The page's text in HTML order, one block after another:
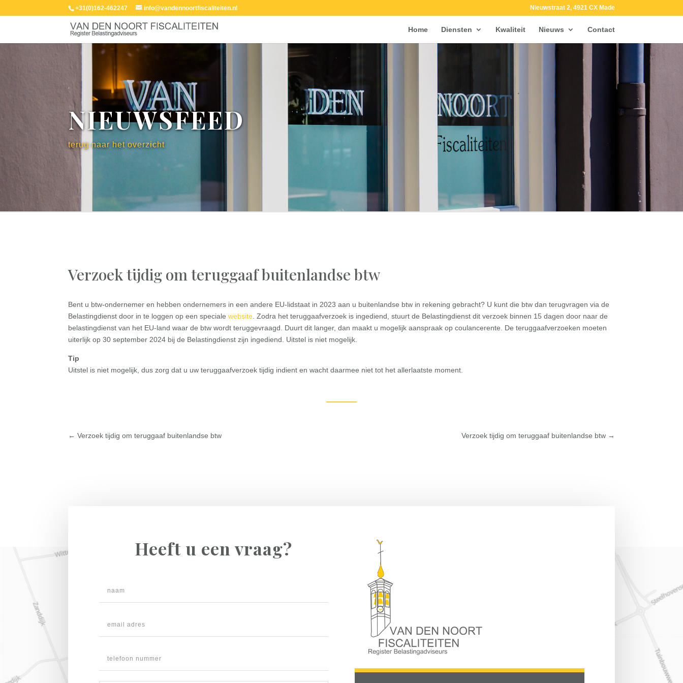
+31(0)162-462247 info@vandennoortfiscaliteiten.nl Nieuwstraat 2, 4921 CX Made
Home Diensten Kwaliteit Nieuws Contact
NIEUWSFEED
terug naar het overzicht
Verzoek tijdig om teruggaaf buitenlandse btw
Bent u btw-ondernemer en hebben ondernemers in een andere EU-lidstaat in 2023 aan u buitenlandse btw in rekening gebracht? U kunt die btw dan terugvragen via de
Belastingdienst door in te loggen op een specialewebsite . Zodra het teruggaafverzoek is ingediend, stuurt de Belastingdienst dit verzoek binnen 15 dagen door naar de
belastingdienst van het EU-land waar de btw wordt teruggevraagd. Duurt dit langer, dan maakt u mogelijk aanspraak op coulancerente. De teruggaafverzoeken moeten
uiterlijk op 30 september 2024 bij de Belastingdienst zijn ingediend. Uitstel is niet mogelijk.
Tip
Uitstel is niet mogelijk, dus zorg dat u uw teruggaafverzoek tijdig indient en wacht daarmee niet tot het allerlaatste moment.
←Verzoek tijdig om teruggaaf buitenlandse btw Verzoek tijdig om teruggaaf buitenlandse btw→
Heeft u een vraag?